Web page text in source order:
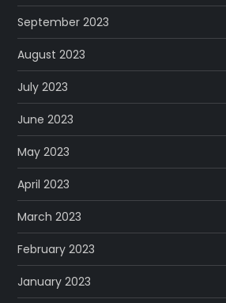
September 2023
August 2023
July 2023
June 2023
May 2023
April 2023
March 2023
February 2023
January 2023